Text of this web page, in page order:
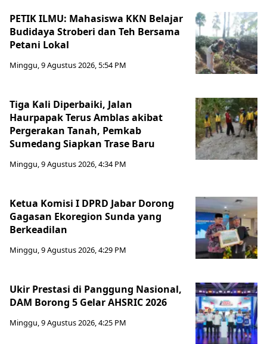
PETIK ILMU: Mahasiswa KKN Belajar
Budidaya Stroberi dan Teh Bersama
Petani Lokal
Minggu, 9 Agustus 2026, 5:54 PM
Tiga Kali Diperbaiki, Jalan
Haurpapak Terus Amblas akibat
Pergerakan Tanah, Pemkab
Sumedang Siapkan Trase Baru
Minggu, 9 Agustus 2026, 4:34 PM
Ketua Komisi I DPRD Jabar Dorong
Gagasan Ekoregion Sunda yang
Berkeadilan
Minggu, 9 Agustus 2026, 4:29 PM
Ukir Prestasi di Panggung Nasional,
DAM Borong 5 Gelar AHSRIC 2026
Minggu, 9 Agustus 2026, 4:25 PM